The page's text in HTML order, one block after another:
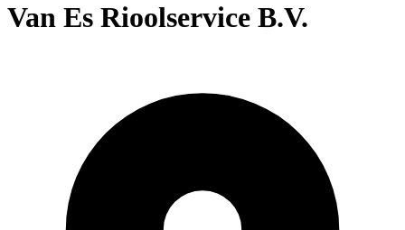
Van Es Rioolservice B.V.